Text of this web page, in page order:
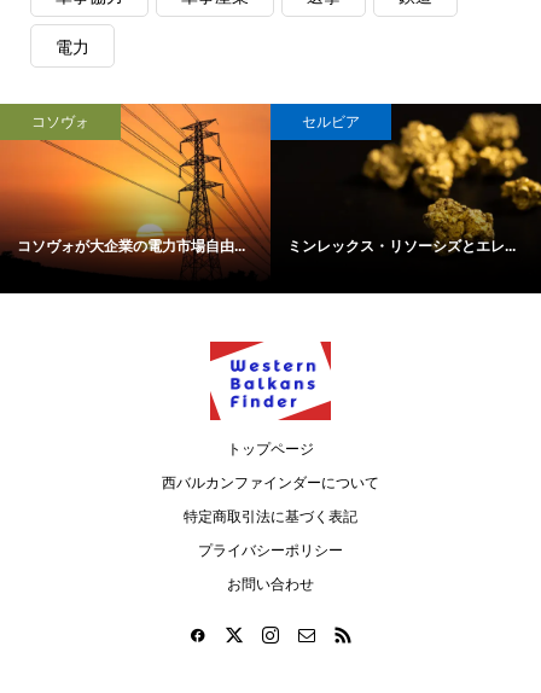
電力
コソヴォ
コソヴォが大企業の電力市場自由...
セルビア
ミンレックス・リソーシズとエレ...
トップページ
西バルカンファインダーについて
特定商取引法に基づく表記
プライバシーポリシー
お問い合わせ